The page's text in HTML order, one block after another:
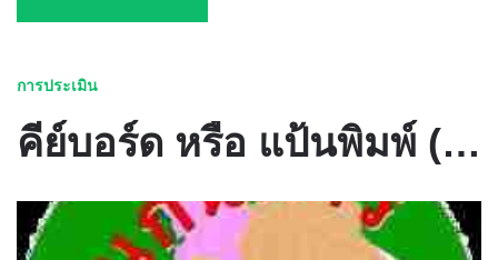
การประเมิน
คีย์บอร์ด หรือ แป้นพิมพ์ (KEYBOARD) - ครูถิ่นกันดาร